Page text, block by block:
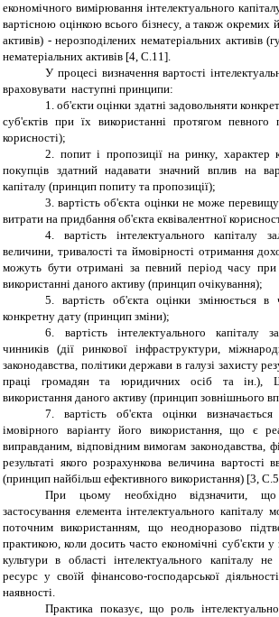
економічного вимірювання інтелектуального
вартісною оцінкою всього бізнесу, а також окремих
активів) - нерозподілених нематеріальних активів
нематеріальних активів [4, C.11].
У процесі визначення вартості
враховувати наступні принципи:
1. об'єкти оцінки здатні задовольняти
суб'єктів при їх використанні протягом
корисності);
2. попит і пропозиції на ринку, характер
покупців здатний надавати значний вплив на
капіталу (принцип попиту та пропозиції);
3. вартість об'єкта оцінки не може
витрати на придбання об'єкта еквівалентної
4. вартість інтелектуального капіталу
величини, тривалості та ймовірності отримання
можуть бути отримані за певний період часу
використанні даного активу (принцип очікування);
5. вартість об'єкта оцінки змінюється в
конкретну дату (принцип зміни);
6. вартість інтелектуального капіталу
чинників (дії ринкової інфраструктури,
законодавства, політики держави в галузі захисту
праці громадян та юридичних осіб та ін.),
використання даного активу (принцип зовнішнього
7. вартість об'єкта оцінки
імовірного варіанту його використання, що є
виправданим, відповідним вимогам законодавства,
результаті якого розрахункова величина вартості
(принцип найбільш ефективного використання) [3,
При цьому необхідно відзначити, що
застосування елемента інтелектуального капіталу
поточним використанням, що неодноразово
практикою, коли досить часто економічні суб'єкти у
культури в області інтелектуального капіталу
ресурс у своїй фінансово-господарської
наявності.
Практика показує, що роль